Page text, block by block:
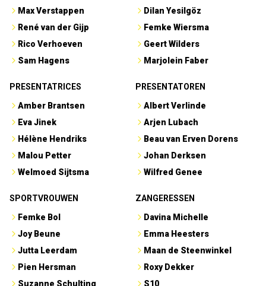
Max Verstappen
René van der Gijp
Rico Verhoeven
Sam Hagens
Dilan Yesilgöz
Femke Wiersma
Geert Wilders
Marjolein Faber
PRESENTATRICES
Amber Brantsen
Eva Jinek
Hélène Hendriks
Malou Petter
Welmoed Sijtsma
PRESENTATOREN
Albert Verlinde
Arjen Lubach
Beau van Erven Dorens
Johan Derksen
Wilfred Genee
SPORTVROUWEN
Femke Bol
Joy Beune
Jutta Leerdam
Pien Hersman
Suzanne Schulting
ZANGERESSEN
Davina Michelle
Emma Heesters
Maan de Steenwinkel
Roxy Dekker
S10